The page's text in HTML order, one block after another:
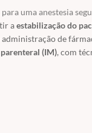
para uma anestesia
aestabilização do
administração de
(IM), com